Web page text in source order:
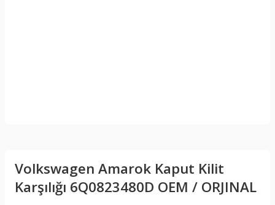
Volkswagen Amarok Kaput Kilit
Karşılığı 6Q0823480D OEM / ORJINAL